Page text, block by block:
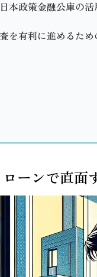
本政策金融公庫の活
を有利に進めるため
ーンで直面